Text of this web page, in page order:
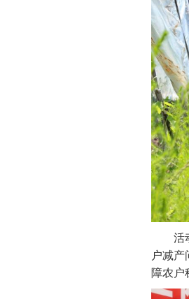
活
户减
障农户